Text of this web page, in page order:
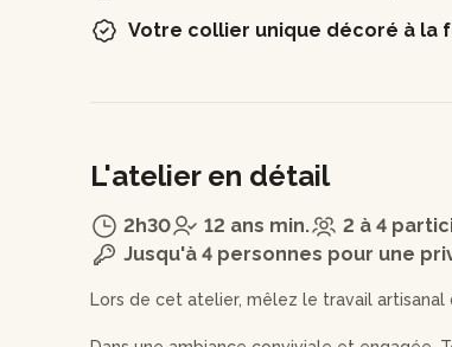
Votre collier unique décoré à la
L'atelier en détail
2h30 12 ans min.
2 à 4
Jusqu'à 4 personnes pour une
Lors de cet atelier, mêlez le travail